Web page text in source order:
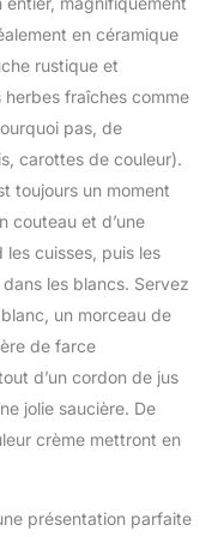
lecture
ont des
qui
facilement
à des
à des
cuisine ; le
peut
cuisine des
physiques, et
être
votre poche
facile.
! TempPro
la même
même
produits
pinceau
une
de
un minimum
Ce pinceau
vous
l'huile
Dites adieu
et adoptez
plus saine avec
silicone
Pressure: Le
inoxydable
ce pinceau
que la tête ne
jamais. Son
avec
】 La
intégrée de
de cuisine
la perte
ou le demi-
à la
antiadhésive. Il
graisse et ne
pas du
approprié
et le
【Facile à
être
nettoyée avec
ou de l'eau
peuvent être
en céramique
rustique et
fraîches comme
pas, de
carottes de couleur).
toujours un moment
couteau et d’une
cuisses, puis les
les blancs. Servez
un morceau de
de farce
d’un cordon de jus
jolie saucière. De
crème mettront en
présentation parfaite